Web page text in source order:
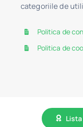
categoriile de
Politica de
Politica de